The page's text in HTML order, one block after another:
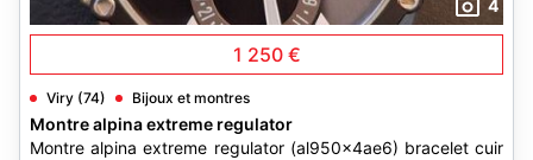
4
1 250 €
Viry (74) Bijoux et montres
Montre alpina extreme regulator
Montre alpina extreme regulator (al950x4ae6) bracelet cuir